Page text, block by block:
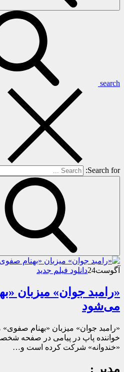
search
Search for:
آگوست24دانلود فیلم جدید
«رامبد جوان» میزبان
می‌شود
«رامبد جوان» میزبان «بهنام
خواننده پاپ در پیامی در صفحه
«خندوانه» شرکت کرده است و…
مدیر :